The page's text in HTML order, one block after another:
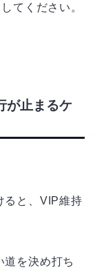
てください。
が止まるケ
ると、VIP維持
道を決め打ち